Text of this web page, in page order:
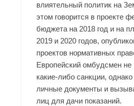
влиятельный политик на
этом говорится в проекте
бюджета на 2018 год и на
2019 и 2020 годов,
проектов нормативных
Европейский омбудсмен не
какие-либо санкции,
личные документы и
лиц для дачи показаний.